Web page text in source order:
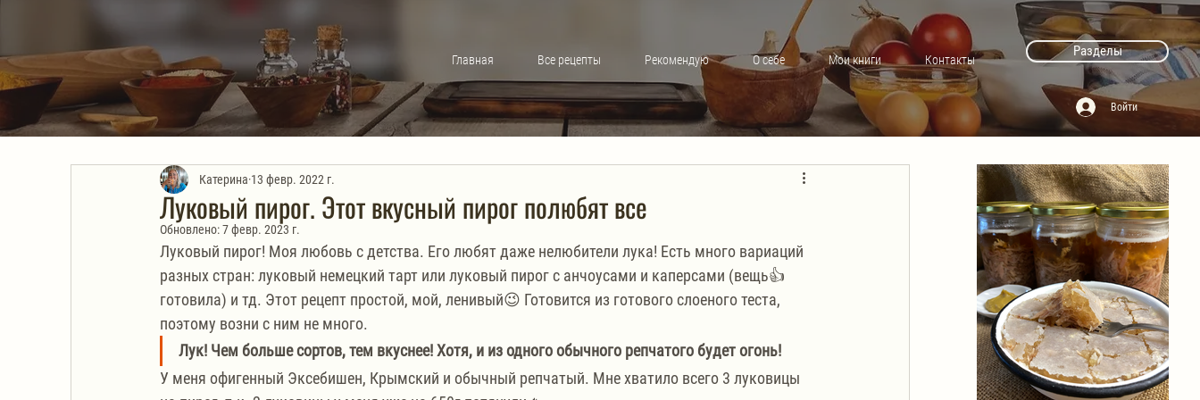
Главная Все рецепты Рекомендую О себе Мои книги Контакты
Разделы
Войти
Луковый пирог. Этот вкусный пирог полюбят все
Катерина 13 февр. 2022 г.
Обновлено:7 февр. 2023 г.
Луковый пирог! Моя любовь с детства. Его любят даже нелюбители лука! Есть много вариаций
разных стран: луковый немецкий тарт или луковый пирог с анчоусами и каперсами (вещь👍
готовила) и тд. Этот рецепт простой, мой, ленивый😉 Готовится из готового слоеного теста,
поэтому возни с ним не много.
Лук! Чем больше сортов, тем вкуснее! Хотя, и из одного обычного репчатого будет огонь!
У меня офигенный Эксебишен, Крымский и обычный репчатый. Мне хватило всего 3 луковицы